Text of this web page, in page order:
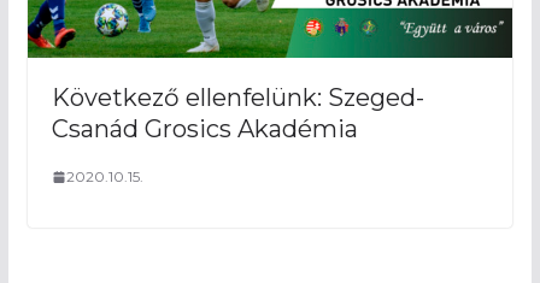
Következő ellenfelünk: Szeged-
Csanád Grosics Akadémia
2020.10.15.